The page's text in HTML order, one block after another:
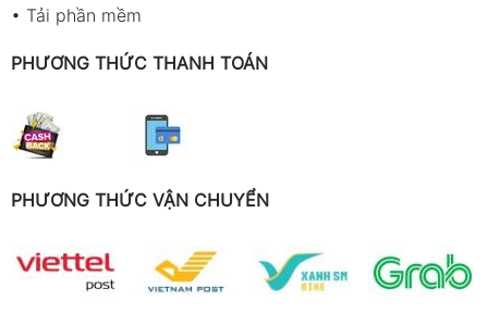
• Tải phần mềm
PHƯƠNG THỨC THANH TOÁN
PHƯƠNG THỨC VẬN CHUYỂN